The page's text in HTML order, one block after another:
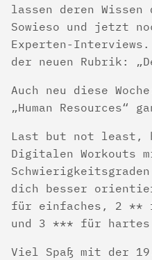
lassen deren
Sowieso und jetzt
Experten-
der neuen Rubrik:
Auch neu diese
„Human Resources“
Last but not least,
Digitalen Workouts
dich besser
für einfaches, 2 **
und 3 *** für
Viel Spaß mit der